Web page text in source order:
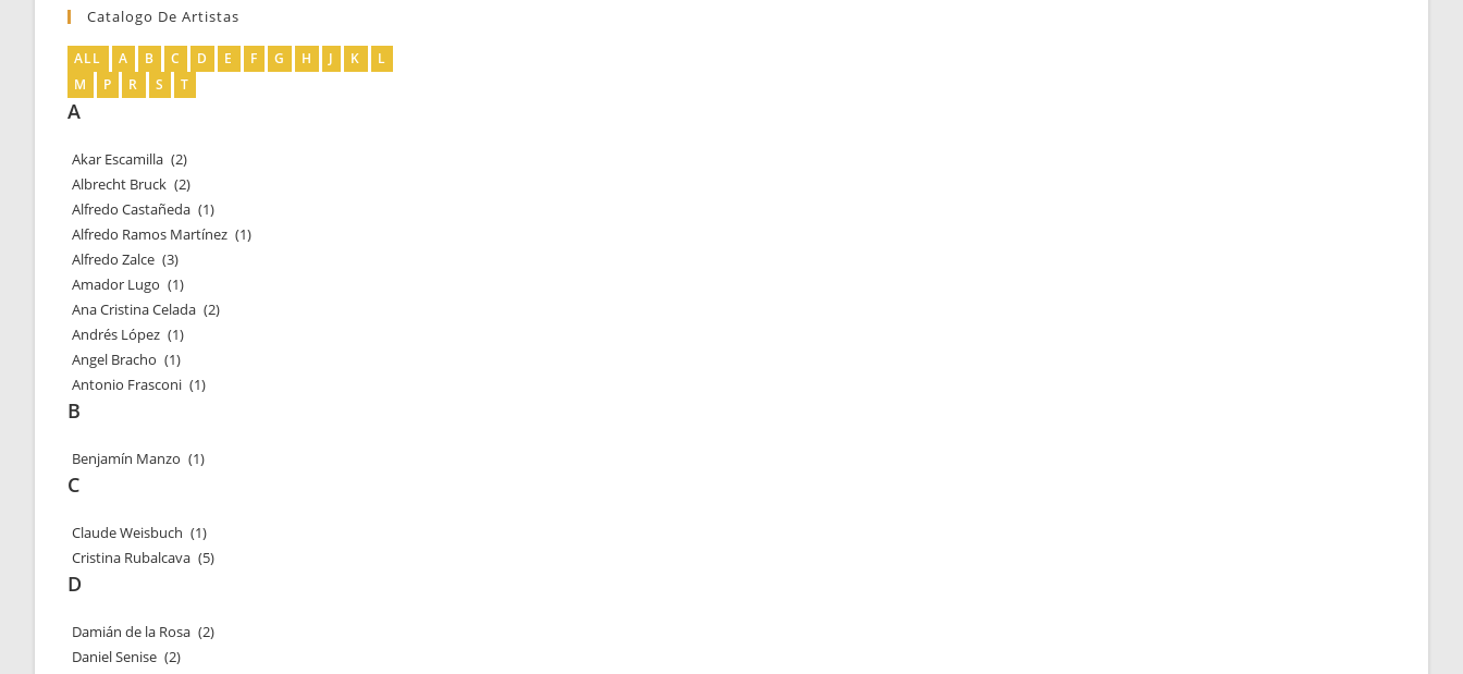
Catalogo De Artistas
ALL A B C D E F G H J K
L
M
P R S T
A
Akar Escamilla (2)
Albrecht Bruck (2)
Alfredo Castañeda (1)
Alfredo Ramos Martínez (1)
Alfredo Zalce (3)
Amador Lugo (1)
Ana Cristina Celada (2)
Andrés López (1)
Angel Bracho (1)
Antonio Frasconi (1)
B
Benjamín Manzo (1)
C
Claude Weisbuch (1)
Cristina Rubalcava (5)
D
Damián de la Rosa (2)
Daniel Senise (2)